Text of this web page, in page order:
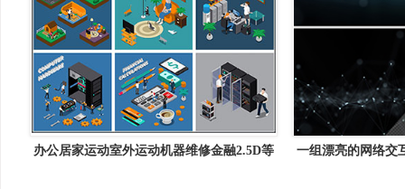
办公居家运动室外运动机器维修金融2.5D等
一组漂亮的网络交